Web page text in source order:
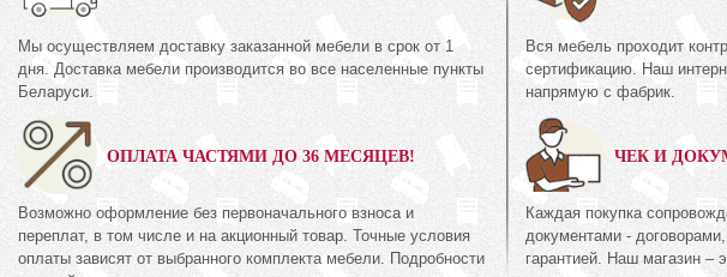
Мы осуществляем доставку заказанной мебели в срок от 1
дня. Доставка мебели производится во все населенные пункты
Беларуси.
ОПЛАТА ЧАСТЯМИ ДО 36 МЕСЯЦЕВ!
Возможно оформление без первоначального взноса и
переплат, в том числе и на акционный товар. Точные условия
оплаты зависят от выбранного комплекта мебели. Подробности
Вся мебель проходит
сертификацию. Наш
напрямую с фабрик.
ЧЕК И
Каждая покупка
документами -
гарантией. Наш магазин –
руб. 371
Комод
КМК 0435.2
Коллекция «Амелия Орех
894